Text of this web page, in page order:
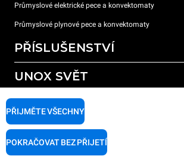
Průmyslové elektrické pece a konvektomaty
Průmyslové plynové pece a konvektomaty
PŘÍSLUŠENSTVÍ
Všechna příslušenství
Čisticí prostředky pro ruční mytí
Úprava vody pryskyřičnými filtry
Úprava vody reverzní osmózou
UNOX SVĚT
Naše pobočky po celém světě
PODPORA
PŘIJMĚTE VŠECHNY
POKRAČOVAT BEZ PŘIJETÍ